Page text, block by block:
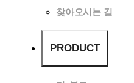
찾아오시는 길
PRODUCT